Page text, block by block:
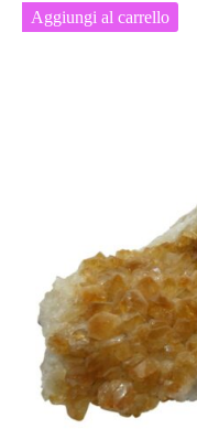
Aggiungi al carrello